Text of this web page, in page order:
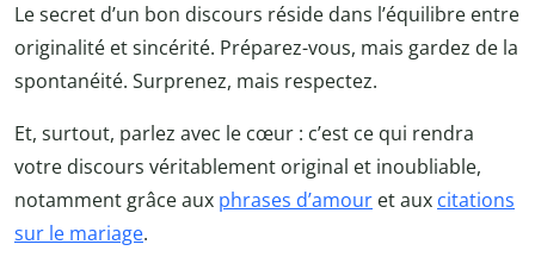
Le secret d’un bon discours réside dans l’équilibre entre
originalité et sincérité. Préparez-vous, mais gardez de la
spontanéité. Surprenez, mais respectez.
Et, surtout, parlez avec le cœur : c’est ce qui rendra
votre discours véritablement original et inoubliable,
notamment grâce aux phrases d’amour et aux citations
sur le mariage.